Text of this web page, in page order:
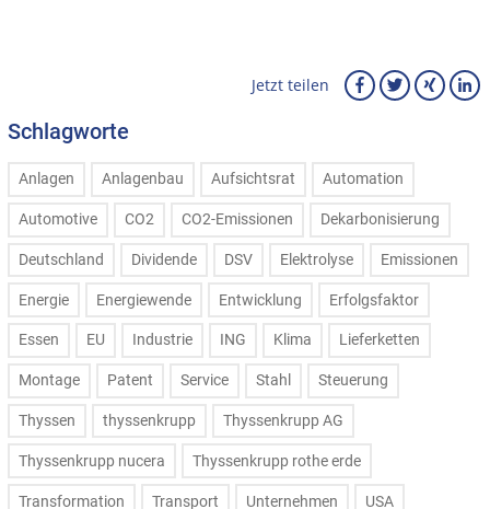
Jetzt teilen
Schlagworte
Anlagen Anlagenbau Aufsichtsrat Automation
Automotive CO2 CO2-Emissionen Dekarbonisierung
Deutschland Dividende DSV Elektrolyse Emissionen
Energie Energiewende Entwicklung Erfolgsfaktor
Essen EU Industrie ING Klima Lieferketten
Montage Patent Service Stahl Steuerung
Thyssen thyssenkrupp Thyssenkrupp AG
Thyssenkrupp nucera Thyssenkrupp rothe erde
Transformation Transport Unternehmen USA